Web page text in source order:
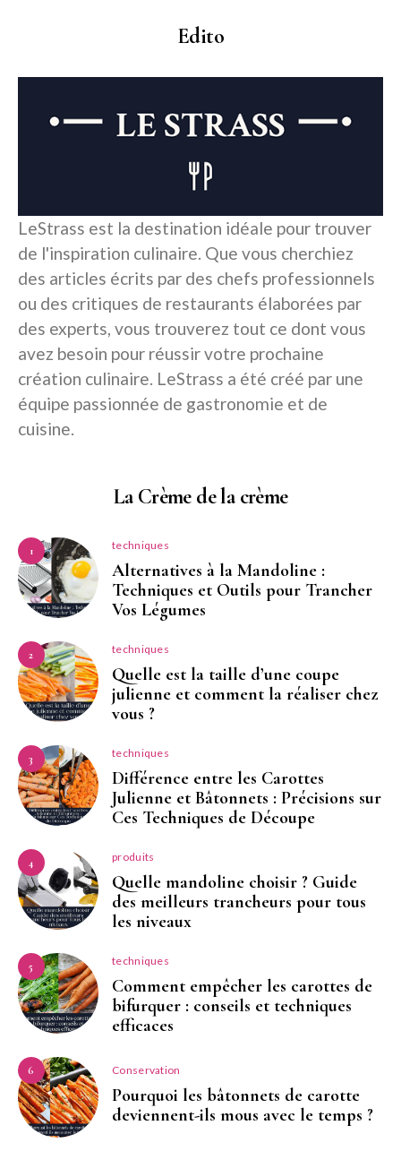
Edito
LeStrass est la destination idéale pour trouver
de l'inspiration culinaire. Que vous cherchiez
des articles écrits par des chefs professionnels
ou des critiques de restaurants élaborées par
des experts, vous trouverez tout ce dont vous
avez besoin pour réussir votre prochaine
création culinaire. LeStrass a été créé par une
équipe passionnée de gastronomie et de
cuisine.
La Crème de la crème
1 techniques
Alternatives à la Mandoline :
Techniques et Outils pour Trancher
Vos Légumes
2 techniques
Quelle est la taille d’une coupe
julienne et comment la réaliser chez
vous ?
3 techniques
Différence entre les Carottes
Julienne et Bâtonnets : Précisions sur
Ces Techniques de Découpe
4 produits
Quelle mandoline choisir ? Guide
des meilleurs trancheurs pour tous
les niveaux
5 techniques
Comment empêcher les carottes de
bifurquer : conseils et techniques
efficaces
6 Conservation
Pourquoi les bâtonnets de carotte
deviennent-ils mous avec le temps ?